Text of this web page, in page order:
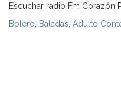
Escuchar radio Fm Corazón
Bolero Baladas Adulto